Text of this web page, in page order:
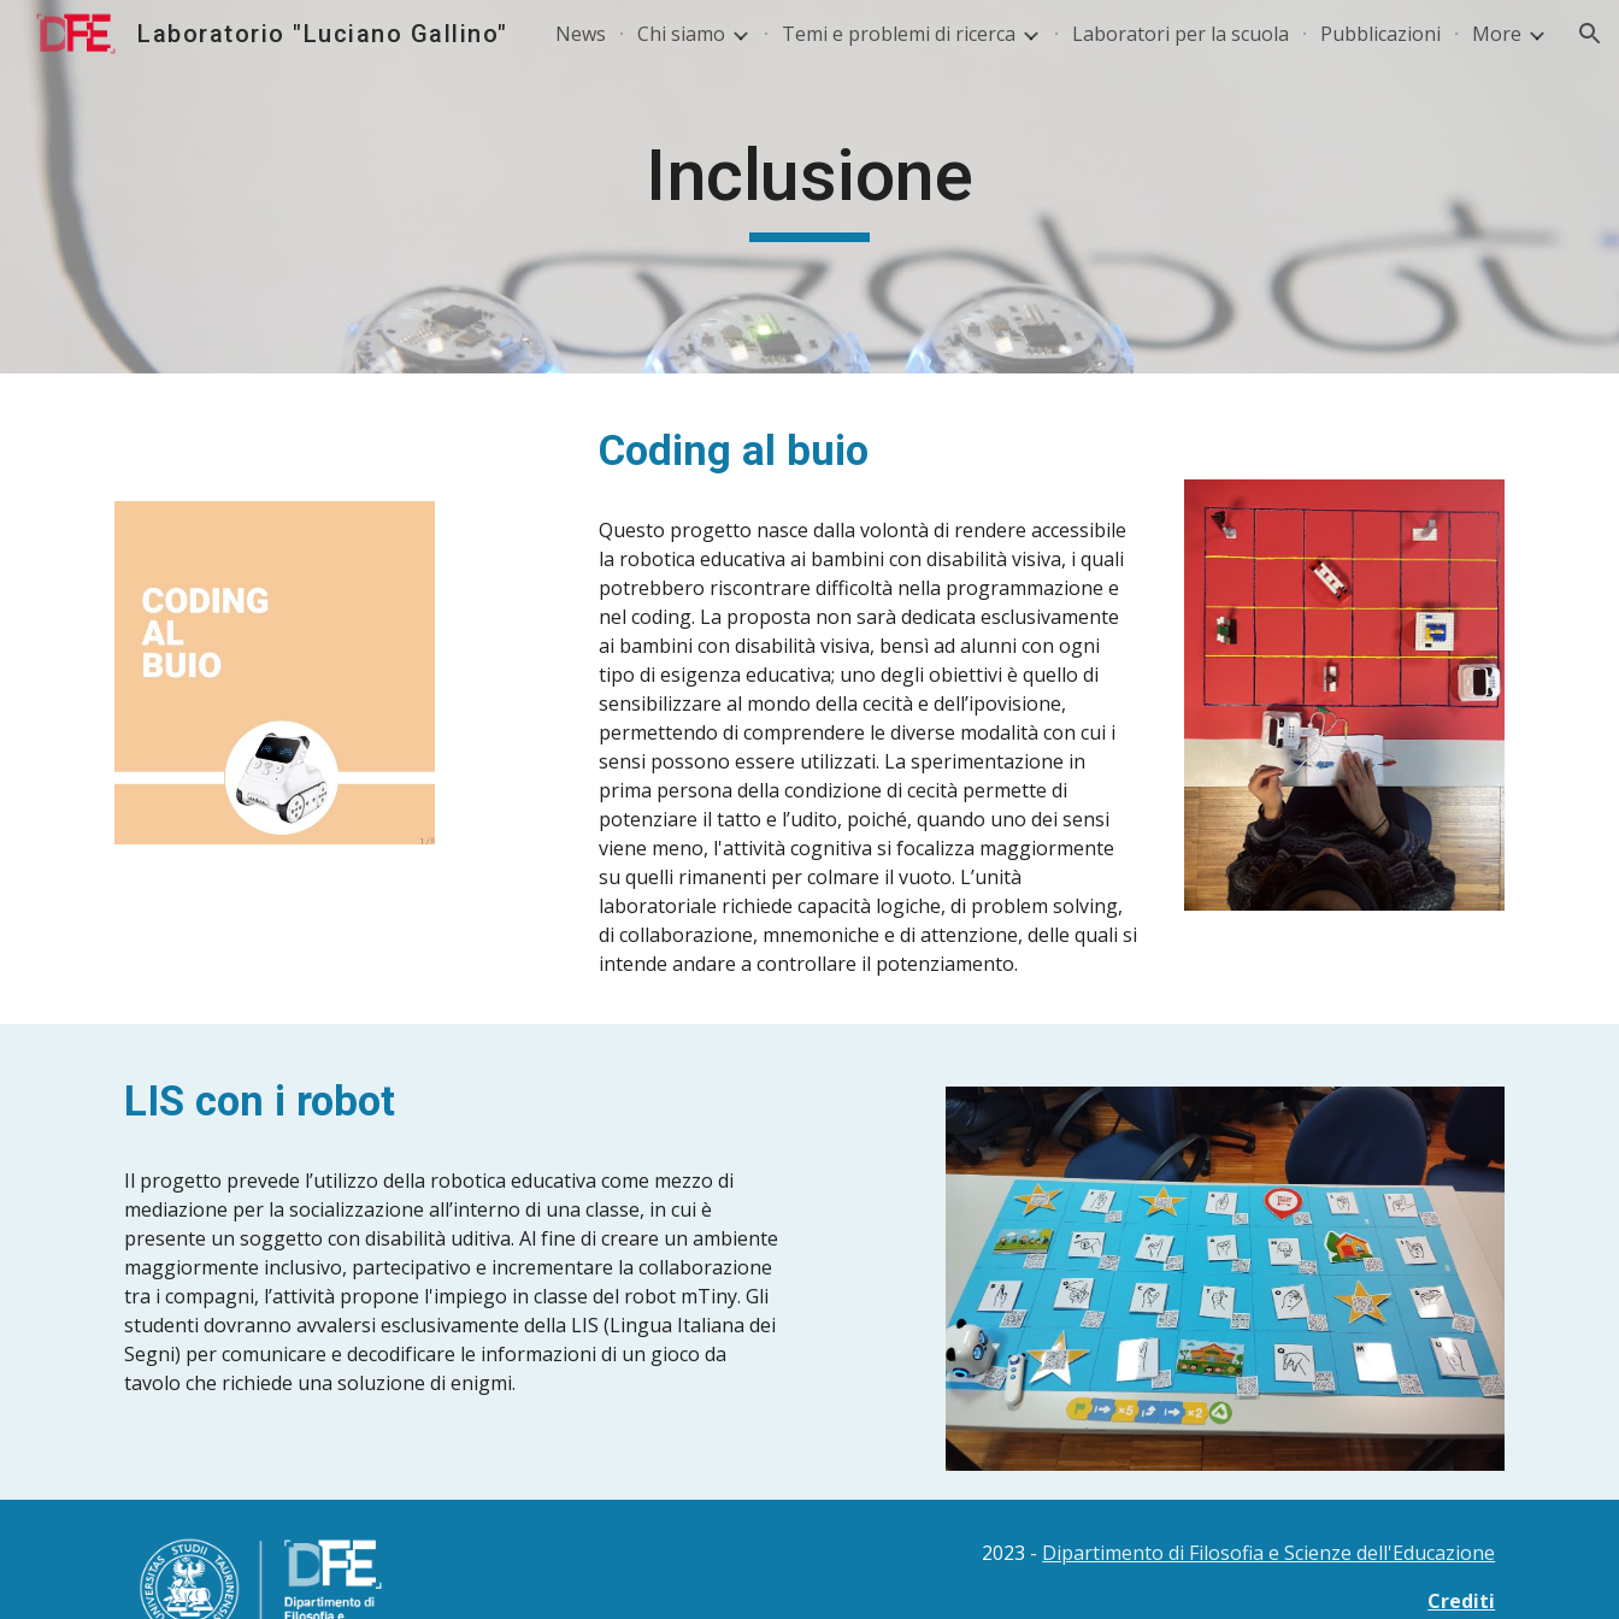
Skip to main content Skip to navigation
Laboratorio "Luciano Gallino" News Chi siamo Temi e problemi di ricerca Laboratori per la scuola Pubblicazioni More
Inclusione
Coding al buio
Questo progetto nasce dalla volontà di rendere accessibile
la robotica educativa ai bambini con disabilità visiva, i quali
potrebbero riscontrare difficoltà nella programmazione e
nel coding. La proposta non sarà dedicata esclusivamente
ai bambini con disabilità visiva, bensì ad alunni con ogni
tipo di esigenza educativa; uno degli obiettivi è quello di
sensibilizzare al mondo della cecità e dell’ipovisione,
permettendo di comprendere le diverse modalità con cui i
sensi possono essere utilizzati. La sperimentazione in
prima persona della condizione di cecità permette di
potenziare il tatto e l’udito, poiché, quando uno dei sensi
viene meno, l'attività cognitiva si focalizza maggiormente
su quelli rimanenti per colmare il vuoto. L’unità
laboratoriale richiede capacità logiche, di problem solving,
di collaborazione, mnemoniche e di attenzione, delle quali si
intende andare a controllare il potenziamento.
LIS con i robot
Il progetto prevede l’utilizzo della robotica educativa come mezzo di
mediazione per la socializzazione all’interno di una classe, in cui è
presente un soggetto con disabilità uditiva. Al fine di creare un ambiente
maggiormente inclusivo, partecipativo e incrementare la collaborazione
tra i compagni, l’attività propone l'impiego in classe del robot mTiny. Gli
studenti dovranno avvalersi esclusivamente della LIS (Lingua Italiana dei
Segni) per comunicare e decodificare le informazioni di un gioco da
tavolo che richiede una soluzione di enigmi.
2023 - Dipartimento di Filosofia e Scienze dell'Educazione
Crediti